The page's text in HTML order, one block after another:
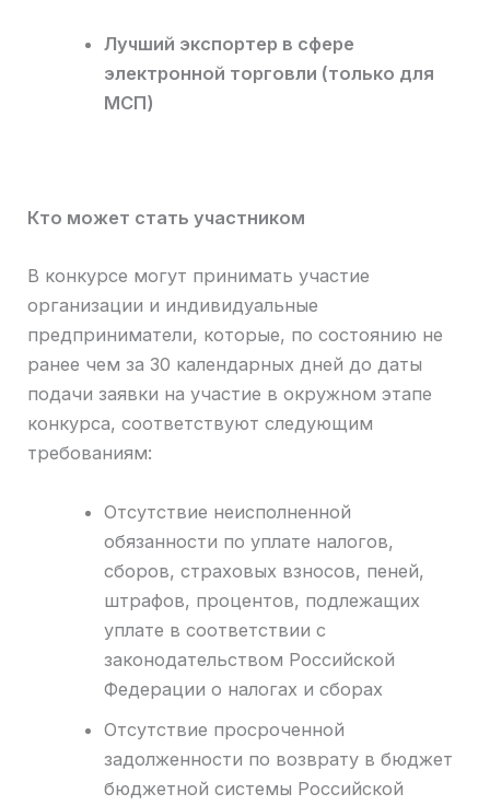
Лучший экспортер в сфере
электронной торговли (только для
МСП)
Кто может стать участником
В конкурсе могут принимать участие
организации и индивидуальные
предприниматели, которые, по состоянию не
ранее чем за 30 календарных дней до даты
подачи заявки на участие в окружном этапе
конкурса, соответствуют следующим
требованиям:
Отсутствие неисполненной
обязанности по уплате налогов,
сборов, страховых взносов, пеней,
штрафов, процентов, подлежащих
уплате в соответствии с
законодательством Российской
Федерации о налогах и сборах
Отсутствие просроченной
задолженности по возврату в бюджет
бюджетной системы Российской